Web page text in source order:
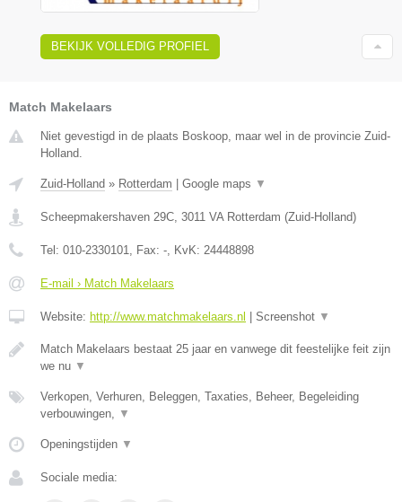
BEKIJK VOLLEDIG PROFIEL
Match Makelaars
Niet gevestigd in de plaats Boskoop, maar wel in de provincie Zuid-
Holland.
Zuid-Holland » Rotterdam Google maps ▼
Scheepmakershaven 29C, 3011 VA Rotterdam (Zuid-Holland)
Tel: 010-2330101, Fax: -, KvK: 24448898
E-mail › Match Makelaars
Website: http://www.matchmakelaars.nl Screenshot ▼
Match Makelaars bestaat 25 jaar en vanwege dit feestelijke feit zijn
we nu ▼
Verkopen, Verhuren, Beleggen, Taxaties, Beheer, Begeleiding
verbouwingen, ▼
Openingstijden ▼
Sociale media: